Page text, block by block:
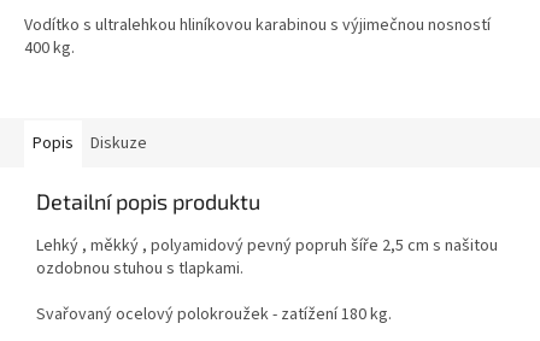
Vodítko s ultralehkou hliníkovou karabinou s výjimečnou nosností
400 kg.
Popis Diskuze
Detailní popis produktu
Lehký , měkký , polyamidový pevný popruh šíře 2,5 cm s našitou
ozdobnou stuhou s tlapkami.
Svařovaný ocelový polokroužek - zatížení 180 kg.